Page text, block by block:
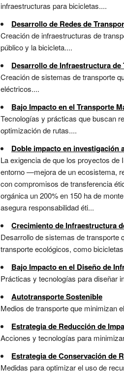
infraestructuras para bicicletas....
Desarrollo de Redes de
Creación de infraestructuras de
público y la bicicleta....
Desarrollo de Infraestructura de
Creación de sistemas de transporte
eléctricos....
Bajo Impacto en el Transporte
Tecnologías y prácticas que buscan
optimización de rutas....
Doble impacto en investigación
La exigencia de que los proyectos
entorno —mejora de un ecosistema,
con compromisos de transferencia
orgánica un 200% en 150 ha de
asegura responsabilidad éti...
Crecimiento de Infraestructura
Desarrollo de sistemas de transporte
transporte ecológicos, como
Bajo Impacto en el Diseño de
Prácticas y tecnologías para diseñar
Autotransporte Sostenible
Medios de transporte que minimizan
Estrategia de Reducción de
Acciones y tecnologías para
Estrategia de Conservación de
Medidas para optimizar el uso de